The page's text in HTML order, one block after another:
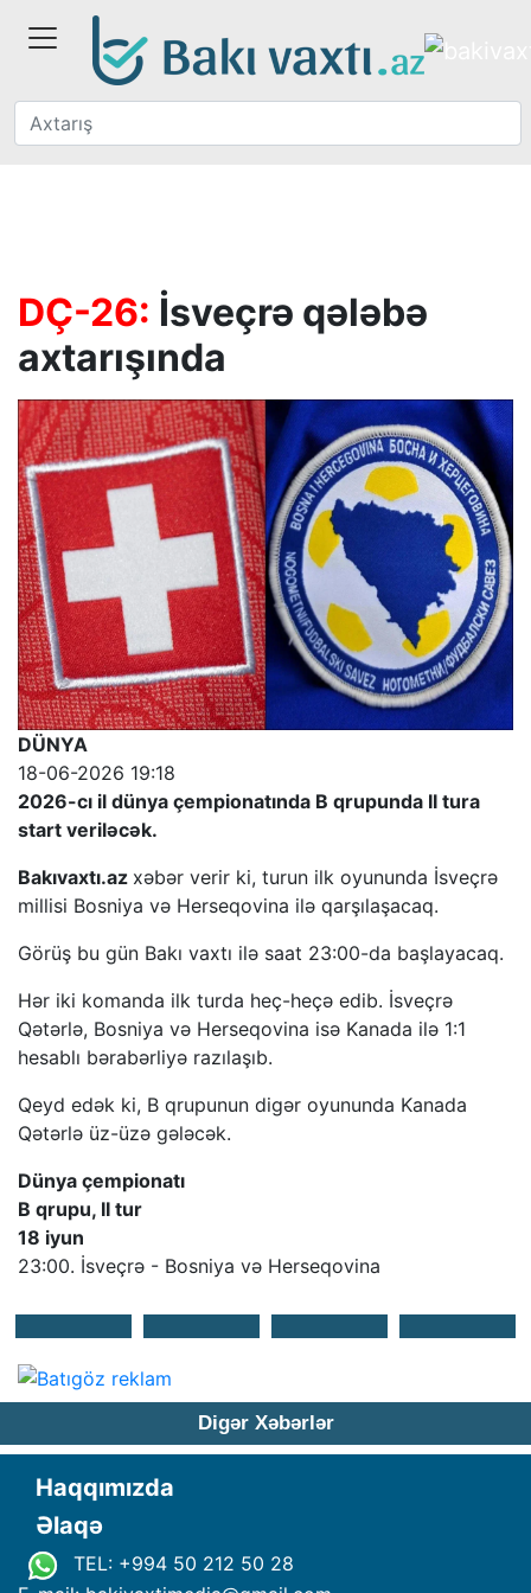
DÇ-26: İsveçrə qələbə
axtarışında
DÜNYA
18-06-2026 19:18
2026-cı il dünya çempionatında B qrupunda II tura
start veriləcək.
Bakıvaxtı.az xəbər verir ki, turun ilk oyununda İsveçrə
millisi Bosniya və Herseqovina ilə qarşılaşacaq.
Görüş bu gün Bakı vaxtı ilə saat 23:00-da başlayacaq.
Hər iki komanda ilk turda heç-heçə edib. İsveçrə
Qətərlə, Bosniya və Herseqovina isə Kanada ilə 1:1
hesablı bərabərliyə razılaşıb.
Qeyd edək ki, B qrupunun digər oyununda Kanada
Qətərlə üz-üzə gələcək.
Dünya çempionatı
B qrupu, II tur
18 iyun
23:00. İsveçrə - Bosniya və Herseqovina
Digər Xəbərlər
Haqqımızda
Əlaqə
TEL: +994 50 212 50 28